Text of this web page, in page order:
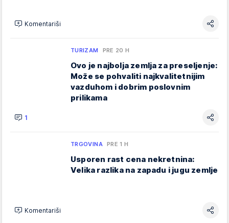
Komentariši
TURIZAM PRE 20 H
Ovo je najbolja zemlja za preseljenje:
Može se pohvaliti najkvalitetnijim
vazduhom i dobrim poslovnim
prilikama
1
TRGOVINA PRE 1 H
Usporen rast cena nekretnina:
Velika razlika na zapadu i jugu zemlje
Komentariši